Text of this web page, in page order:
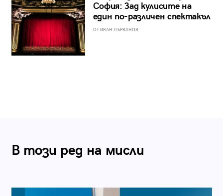
София: Зад кулисите на
един по-различен спектакъл
ОТ ИВАН ПЪРВАНОВ
В този ред на мисли